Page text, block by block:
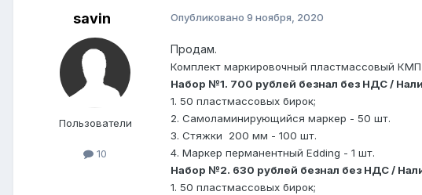
savin
Пользователи
10
Опубликовано 9 ноября, 2020
Продам.
Комплект маркировочный пластмассовый КМП
Набор №1. 700 рублей безнал без НДС /
1. 50 пластмассовых бирок;
2. Самоламинирующийся маркер - 50 шт.
3. Стяжки
200 мм - 100 шт.
4. Маркер перманентный Edding - 1 шт.
Набор №2. 630 рублей безнал без НДС /
1. 50 пластмассовых бирок;